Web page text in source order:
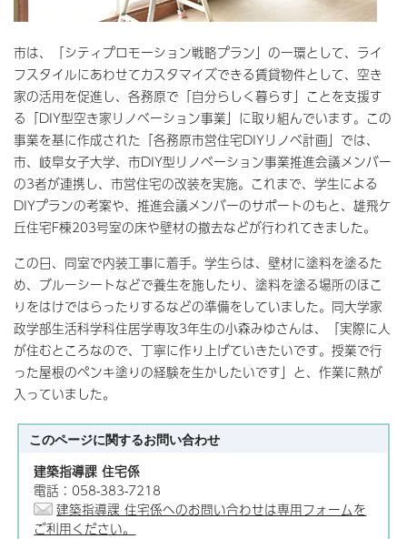
市は、「シティプロモーション戦略プラン」の一環として、ライ
フスタイルにあわせてカスタマイズできる賃貸物件として、空き
家の活用を促進し、各務原で「自分らしく暮らす」ことを支援す
る「DIY型空き家リノベーション事業」に取り組んでいます。この
事業を基に作成された「各務原市営住宅DIYリノベ計画」では、
市、岐阜女子大学、市DIY型リノベーション事業推進会議メンバー
の3者が連携し、市営住宅の改装を実施。これまで、学生による
DIYプランの考案や、推進会議メンバーのサポートのもと、雄飛ケ
丘住宅F棟203号室の床や壁材の撤去などが行われてきました。
この日、同室で内装工事に着手。学生らは、壁材に塗料を塗るた
め、ブルーシートなどで養生を施したり、塗料を塗る場所のほこ
りをはけではらったりするなどの準備をしていました。同大学家
政学部生活科学科住居学専攻3年生の小森みゆさんは、「実際に人
が住むところなので、丁寧に作り上げていきたいです。授業で行
った屋根のペンキ塗りの経験を生かしたいです」と、作業に熱が
入っていました。
このページに関するお問い合わせ
建築指導課 住宅係
電話：058-383-7218
建築指導課 住宅係へのお問い合わせは専用フォームを
ご利用ください。